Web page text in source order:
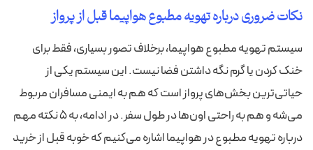
نکات ضروری درباره تهویه مطبوع هواپیما قبل از پرواز
سیستم تهویه مطبوع هواپیما، برخلاف تصور بسیاری، فقط برای
خنک کردن یا گرم نگه داشتن فضا نیست. این سیستم یکی از
حیاتی‌ترین بخش‌های پرواز است که هم به ایمنی مسافران مربوط
می‌شه و هم به راحتی اون‌ها در طول سفر. در ادامه، به ۵ نکته مهم
درباره تهویه مطبوع در هواپیما اشاره می‌کنیم که خوبه قبل از خرید